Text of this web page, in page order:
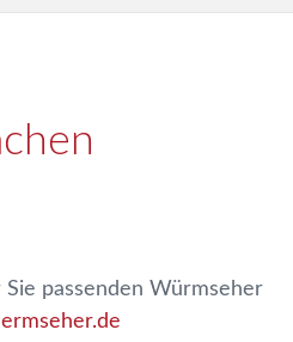
passenden Würmseher